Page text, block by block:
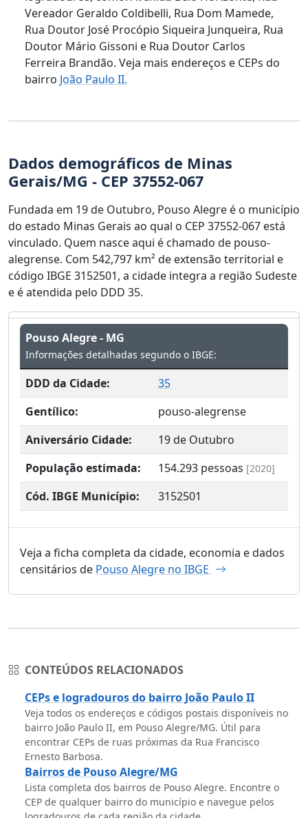
Vereador Geraldo Coldibelli, Rua Dom Mamede,
Rua Doutor José Procópio Siqueira Junqueira, Rua
Doutor Mário Gissoni e Rua Doutor Carlos
Ferreira Brandão. Veja mais endereços e CEPs do
bairro João Paulo II.
Dados demográficos de Minas
Gerais/MG - CEP 37552-067
Fundada em 19 de Outubro, Pouso Alegre é o município
do estado Minas Gerais ao qual o CEP 37552-067 está
vinculado. Quem nasce aqui é chamado de pouso-
alegrense. Com 542,797 km² de extensão territorial e
código IBGE 3152501, a cidade integra a região Sudeste
e é atendida pelo DDD 35.
Pouso Alegre - MG
Informações detalhadas segundo o IBGE:
DDD da Cidade:
35
Gentílico:
pouso-alegrense
Aniversário Cidade:
19 de Outubro
População estimada:
154.293 pessoas [2020]
Cód. IBGE Município: 3152501
Veja a ficha completa da cidade, economia e dados
censitários de Pouso Alegre no IBGE
CONTEÚDOS RELACIONADOS
CEPs e logradouros do bairro João Paulo II
Veja todos os endereços e códigos postais disponíveis no
bairro João Paulo II, em Pouso Alegre/MG. Útil para
encontrar CEPs de ruas próximas da Rua Francisco
Ernesto Barbosa.
Bairros de Pouso Alegre/MG
Lista completa dos bairros de Pouso Alegre. Encontre o
CEP de qualquer bairro do município e navegue pelos